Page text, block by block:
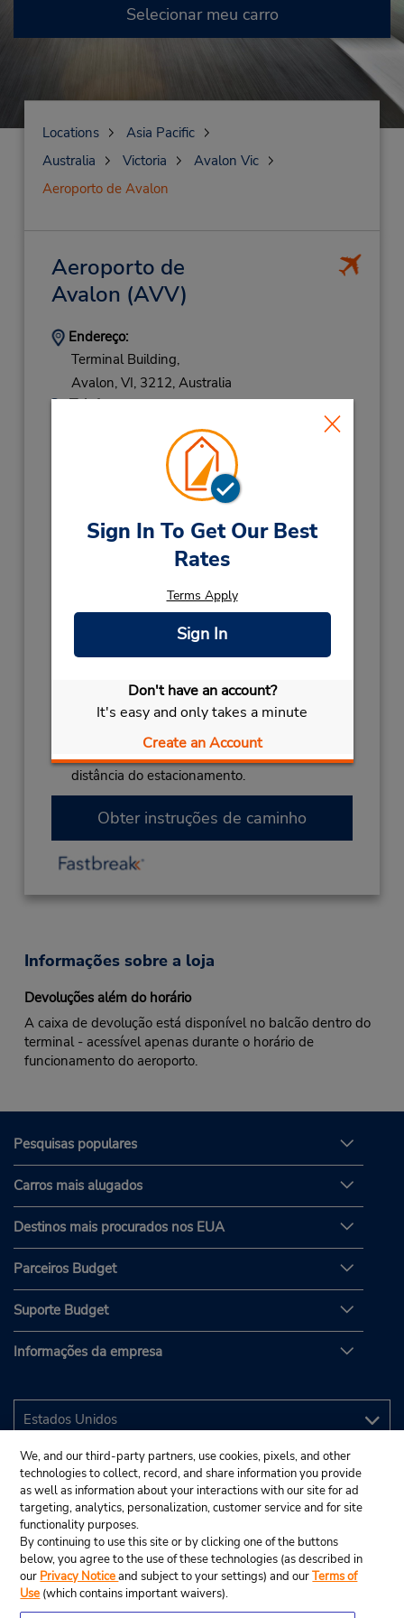
Sign In To Get Our Best
Rates
Terms Apply
Sign In
Don't have an account?
It's easy and only takes a minute
Create an Account
Selecionar meu carro
Locations
Asia Pacific
Australia
Victoria
Avalon Vic
Aeroporto de Avalon
Aeroporto de
Avalon (AVV)
Endereço:
Terminal Building,
Avalon, VI, 3212, Australia
Telefone:
Horário de funcionamento:
Mon - Fri 9:30 AM - 10:15 AM and 2:00 PM -
2026
GRAND FINAL EVESetembro 25 closed
NEW YEARS DAYJaneiro 1 closed
CHRISTMASDezembro 25 closed
Local de entrega das chaves
Caso esteja vindo de avião, o balcão de
distância do estacionamento.
Obter instruções de caminho
Informações sobre a loja
Devoluções além do horário
A caixa de devolução está disponível no balcão dentro do
terminal - acessível apenas durante o horário de
funcionamento do aeroporto.
Pesquisas populares
Carros mais alugados
Destinos mais procurados nos EUA
Parceiros Budget
Suporte Budget
Informações da empresa
We, and our third-party partners, use cookies, pixels, and other
technologies to collect, record, and share information you provide
as well as information about your interactions with our site for ad
targeting, analytics, personalization, customer service and for site
functionality purposes.
By continuing to use this site or by clicking one of the buttons
below, you agree to the use of these technologies (as described in
our Privacy Noticeand subject to your settings) and ourTerms of
Use (which contains important waivers).